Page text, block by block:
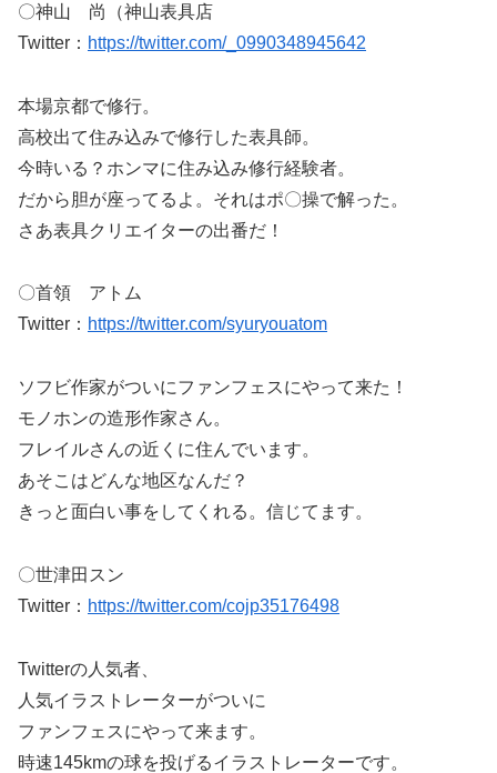
〇神山 尚（神山表具店
Twitter： https://twitter.com/_0990348945642
本場京都で修行。
高校出て住み込みで修行した表具師。
今時いる？ホンマに住み込み修行経験者。
だから胆が座ってるよ。それはポ〇操で解った。
さあ表具クリエイターの出番だ！
〇首領 アトム
Twitter： https://twitter.com/syuryouatom
ソフビ作家がついにファンフェスにやって来た！
モノホンの造形作家さん。
フレイルさんの近くに住んでいます。
あそこはどんな地区なんだ？
きっと面白い事をしてくれる。信じてます。
〇世津田スン
Twitter： https://twitter.com/cojp35176498
Twitterの人気者、
人気イラストレーターがついに
ファンフェスにやって来ます。
時速145kmの球を投げるイラストレーターです。